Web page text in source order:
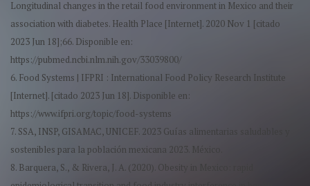
Longitudinal changes in the retail food environment in Mexico and their
association with diabetes. Health Place [Internet]. 2020 Nov 1 [citado
2023 Jun 18];66. Disponible en:
https://pubmed.ncbi.nlm.nih.gov/33039800/
6. Food Systems | IFPRI : International Food Policy Research Institute
[Internet]. [citado 2023 Jun 18]. Disponible en:
https://www.ifpri.org/topic/food-systems
7. SSA, INSP, GISAMAC, UNICEF. 2023 Guías alimentarias saludables y
sostenibles para la población mexicana 2023. México.
8. Barquera, S., & Rivera, J. A. (2020). Obesity in Mexico: rapid